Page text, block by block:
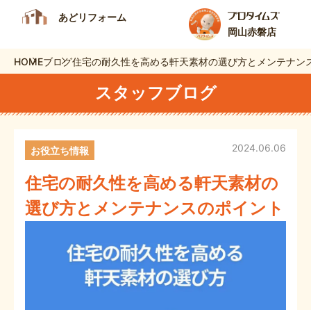
あどリフォーム
岡山赤磐店
HOMEブログ住宅の耐久性を高める軒天素材の選び方とメンテナン
スタッフブログ
住宅の耐久性を高める軒天素材の
選び方とメンテナンスのポイント
2024.06.06
お役立ち情報